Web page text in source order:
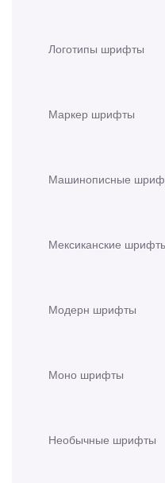
Логотипы шрифты
Маркер шрифты
Машинописные
Мексиканские
Модерн шрифты
Моно шрифты
Необычные шрифты